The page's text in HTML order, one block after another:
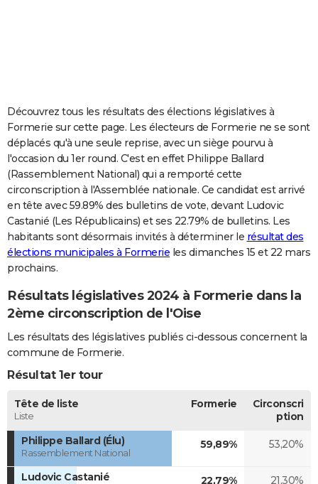
Carte de Noël
Carte Bonne année
Carte Saint-Valentin
Carte Pâques
Carte d'anniversaire
DICTIONNAIRE
Dictionnaire
Biographies
Citations
Expressions
Proverbes
PROGRAMME TV
COPAINS D'AVANT
S'inscrire
Se connecter
Lycées
Collèges
Primaires
Universités
Entreprises
Service militaire
Avis de recherche
AVIS DE DÉCÈS
FORUM
Bricolage
Lifestyle
Culture
Sport
Auto
Television
Voyage
Cinema
Découvrez tous les résultats des élections législatives à
Formerie sur cette page. Les électeurs de Formerie ne se sont
déplacés qu'à une seule reprise, avec un siège pourvu à
l'occasion du 1er round. C'est en effet Philippe Ballard
(Rassemblement National) qui a remporté cette
circonscription à l'Assemblée nationale. Ce candidat est arrivé
en tête avec 59.89% des bulletins de vote, devant Ludovic
Castanié (Les Républicains) et ses 22.79% de bulletins. Les
habitants sont désormais invités à déterminer le résultat des
élections municipales à Formerie les dimanches 15 et 22 mars
prochains.
Résultats législatives 2024 à Formerie dans la
2ème circonscription de l'Oise
Les résultats des législatives publiés ci-dessous concernent la
commune de Formerie.
Résultat 1er tour
Tête de liste
Liste
Formerie
Circonscri
ption
Philippe Ballard (Élu)
Rassemblement National
59,89% 53,20%
Ludovic Castanié 22,79% 21,30%